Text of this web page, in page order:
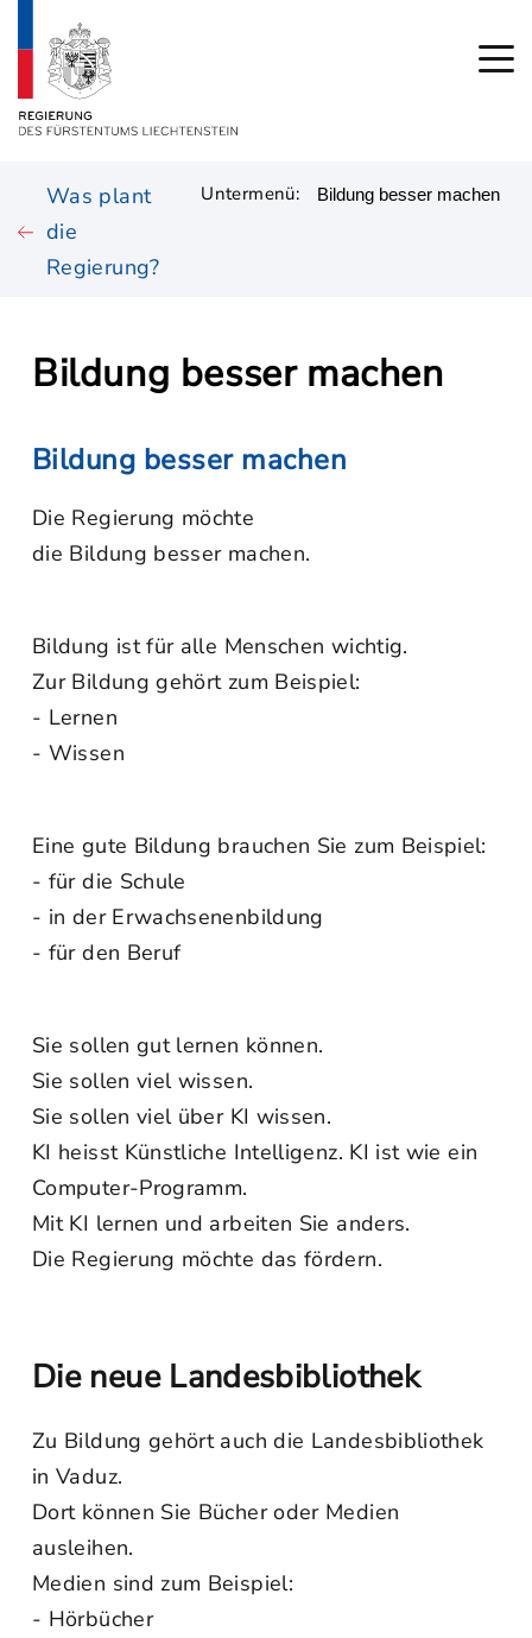
Was plant
die
Regierung?
Untermenü:
Bildung besser machen
Bildung besser machen
Die Regierung möchte
die Bildung besser machen.
Bildung ist für alle Menschen wichtig.
Zur Bildung gehört zum Beispiel:
- Lernen
- Wissen
Eine gute Bildung brauchen Sie zum Beispiel:
- für die Schule
- in der Erwachsenenbildung
- für den Beruf
Sie sollen gut lernen können.
Sie sollen viel wissen.
Sie sollen viel über KI wissen.
KI heisst Künstliche Intelligenz. KI ist wie ein
Computer-Programm.
Mit KI lernen und arbeiten Sie anders.
Die Regierung möchte das fördern.
Die neue Landesbibliothek
Zu Bildung gehört auch die Landesbibliothek
in Vaduz.
Dort können Sie Bücher oder Medien
ausleihen.
Medien sind zum Beispiel:
- Hörbücher